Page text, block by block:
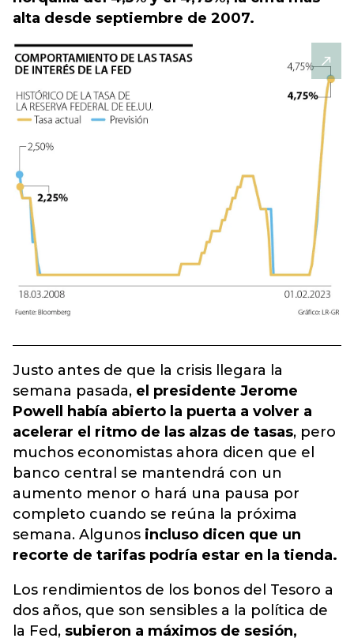
alta desde septiembre de 2007.
Justo antes de que la crisis llegara la
semana pasada, el presidente Jerome
Powell había abierto la puerta a volver a
acelerar el ritmo de las alzas de tasas, pero
muchos economistas ahora dicen que el
banco central se mantendrá con un
aumento menor o hará una pausa por
completo cuando se reúna la próxima
semana. Algunos incluso dicen que un
recorte de tarifas podría estar en la tienda.
Los rendimientos de los bonos del Tesoro a
dos años, que son sensibles a la política de
la Fed, subieron a máximos de sesión,